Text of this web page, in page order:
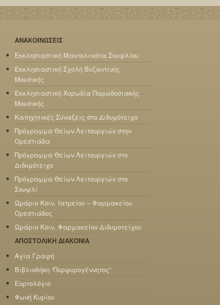
ΑΝΑΚΟΙΝΩΣΕΙΣ
Εκκλησιαστική Μαντολινάτα Σουφλίου
Εκκλησιαστική Σχολή Βυζαντινής
Μουσικής
Εκκλησιαστική Χορωδία Παραδοσιακής
Μουσικής
Κατηχητικές Σύναξεις στο Διδυμότειχο
Πρόγραμμα Θείων Λειτουργιών στην
Ορεστιάδα
Πρόγραμμα Θείων Λειτουργιών στο
Διδυμότειχο
Πρόγραμμα Θείων Λειτουργιών στο
Σουφλί
Ωράριο Κοιν. Ιατρείου – Φαρμακείου
Ορεστιάδος
Ωράριο Κοιν. Φαρμακείου Διδυμοτείχου
ΑΠΟΣΤΟΛΙΚΗ ΔΙΑΚΟΝΙΑ
Αγία Γραφή
Βιβλιοθήκη “Πορφυρογέννητος”
Εορτολόγιο
Φωνή Κυρίου